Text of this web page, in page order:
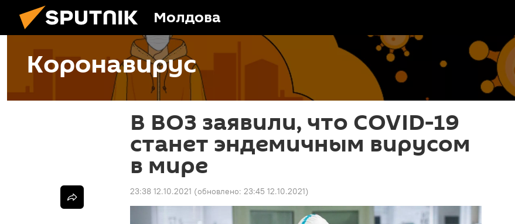
Молдова
Коронавирус
В ВОЗ заявили, что COVID-19
станет эндемичным вирусом
в мире
23:38 12.10.2021 (обновлено: 23:45 12.10.2021)